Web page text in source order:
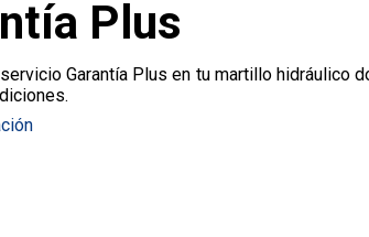
Plus
Garantía Plus en tu martillo hidráulico